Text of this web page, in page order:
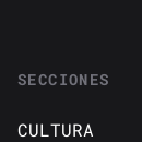
SECCIONES
CULTURA